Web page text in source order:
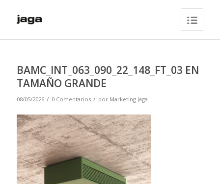
BAMC_INT_063_090_22_148_FT_03 EN
TAMAÑO GRANDE
08/05/2026 / 0 Comentarios / por Marketing Jaga